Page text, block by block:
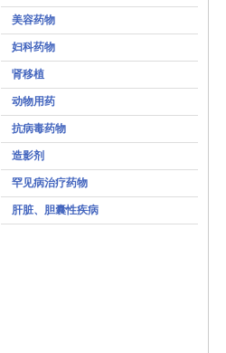
美容药物
妇科药物
肾移植
动物用药
抗病毒药物
造影剂
罕见病治疗药物
肝脏、胆囊性疾病